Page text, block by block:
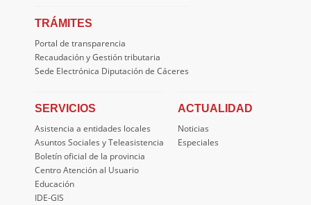
TRÁMITES
Portal de transparencia
Recaudación y Gestión tributaria
Sede Electrónica Diputación de Cáceres
SERVICIOS
Asistencia a entidades locales
Asuntos Sociales y Teleasistencia
Boletín oficial de la provincia
Centro Atención al Usuario
Educación
IDE-GIS
ACTUALIDAD
Noticias
Especiales